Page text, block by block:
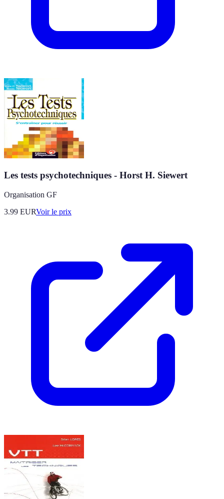
Les tests psychotechniques - Horst H. Siewert
Organisation GF
3.99 EURVoir le prix